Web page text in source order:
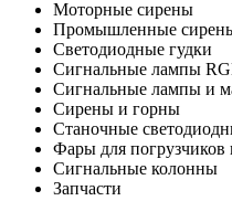
Моторные сирены
Промышленные
Светодиодные гудки
Сигнальные лампы
Сигнальные лампы и
Сирены и горны
Станочные
Фары для погрузчиков
Сигнальные колонны
Запчасти